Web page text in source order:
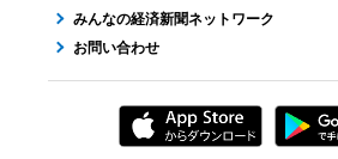
みんなの経済新聞ネットワーク
お問い合わせ